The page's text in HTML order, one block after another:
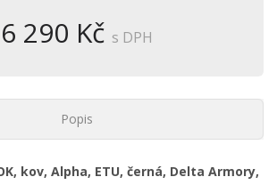
6 290 Kč s DPH
Popis
kov, Alpha, ETU, černá, Delta Armory,